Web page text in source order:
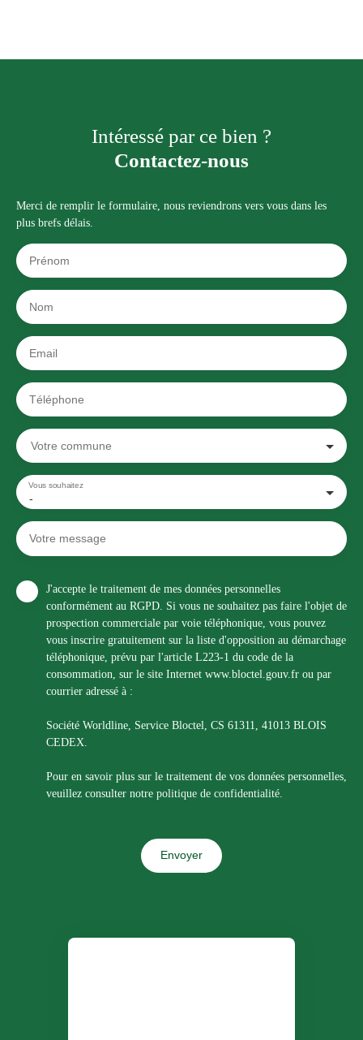
Intéressé par ce bien ?
Contactez-nous
Merci de remplir le formulaire, nous reviendrons vers vous dans les
plus brefs délais.
Prénom
Nom
Email
Téléphone
Votre commune
-
Vous souhaitez
Votre message
J'accepte le traitement de mes données personnelles
conformément au RGPD. Si vous ne souhaitez pas faire l'objet de
prospection commerciale par voie téléphonique, vous pouvez
vous inscrire gratuitement sur la liste d'opposition au démarchage
téléphonique, prévu par l'article L223-1 du code de la
consommation, sur le site Internet www.bloctel.gouv.fr ou par
courrier adressé à :
Société Worldline, Service Bloctel, CS 61311, 41013 BLOIS
CEDEX.
Pour en savoir plus sur le traitement de vos données personnelles,
veuillez consulter notre politique de confidentialité
Envoyer